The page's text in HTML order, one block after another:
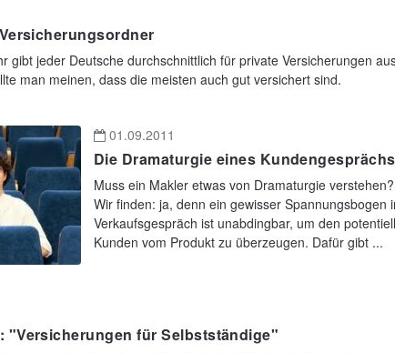
gibt jeder Deutsche durchschnittlich für private Versicherungen
man meinen, dass die meisten auch gut versichert sind.
01.09.2011
Die Dramaturgie eines Kundengesprächs
Muss ein Makler etwas von Dramaturgie verstehen?
Wir finden: ja, denn ein gewisser Spannungsbogen
Verkaufsgespräch ist unabdingbar, um den
Kunden vom Produkt zu überzeugen. Dafür gibt ...
"Versicherungen für Selbstständige"